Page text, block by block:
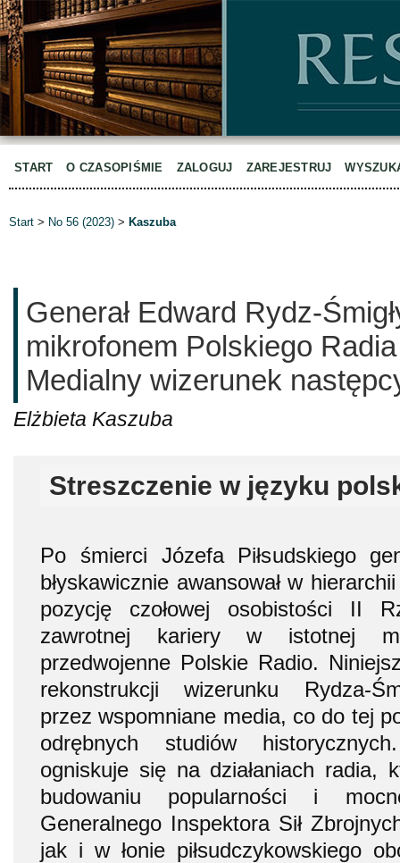
START O CZASOPIŚMIE ZALOGUJ ZAREJESTRUJ
Start > No 56 (2023) > Kaszuba
Generał Edward Rydz-
mikrofonem Polskiego
Medialny wizerunek
Elżbieta Kaszuba
Streszczenie w języku
Po śmierci Józefa Piłsudskiego
błyskawicznie awansował w
pozycję czołowej osobistości II
zawrotnej kariery w istotnej
przedwojenne Polskie Radio.
rekonstrukcji wizerunku Rydza-
przez wspomniane media, co do tej
odrębnych studiów
ogniskuje się na działaniach radia,
budowaniu popularności i
Generalnego Inspektora Sił
jak i w łonie piłsudczykowskiego